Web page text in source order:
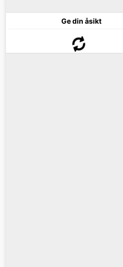
Ge din åsikt